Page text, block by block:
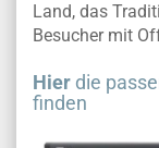
Land, das
Besucher mit
Hier die
finden